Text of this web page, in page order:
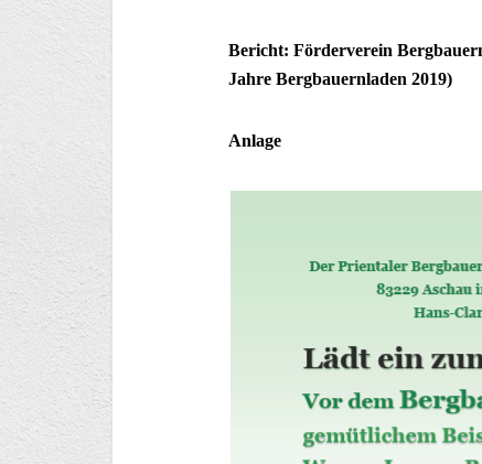
Bericht: Förderverein
Jahre Bergbauernladen 2019)
Anlage